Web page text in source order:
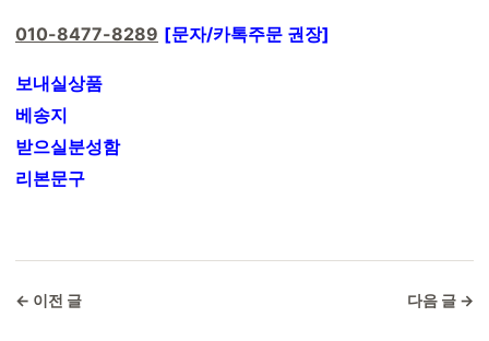
010-8477-8289 [문자/카톡주문 권장]
보내실상품
베송지
받으실분성함
리본문구
← 이전 글 다음 글 →